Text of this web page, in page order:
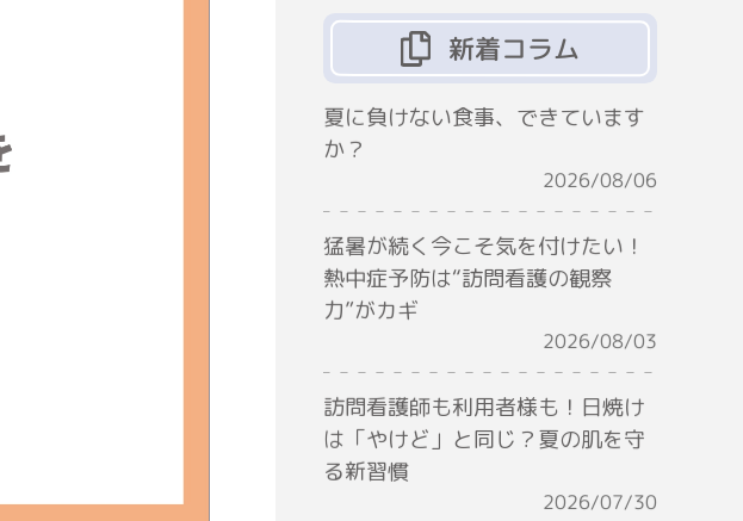
新着コラム
夏に負けない食事、できています
か？
2026/08/06
猛暑が続く今こそ気を付けたい！
熱中症予防は“訪問看護の観察
力”がカギ
2026/08/03
訪問看護師も利用者様も！日焼け
は「やけど」と同じ？夏の肌を守
る新習慣
2026/07/30